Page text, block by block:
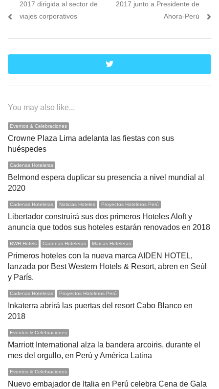
entradas
2017 dirigida al sector de
viajes corporativos
2017 junto a Presidente de
Ahora-Perú
twitter
You may also like...
Eventos & Celebraciones
Crowne Plaza Lima adelanta las fiestas con sus
huéspedes
Cadenas Hoteleras
Belmond espera duplicar su presencia a nivel mundial al
2020
Cadenas Hoteleras Noticias Hoteles Proyectos Hoteleros Perú
Libertador construirá sus dos primeros Hoteles Aloft y
anuncia que todos sus hoteles estarán renovados en 2018
BWH Hotels Cadenas Hoteleras Marcas Hoteleras
Primeros hoteles con la nueva marca AIDEN HOTEL,
lanzada por Best Western Hotels & Resort, abren en Seúl
y París.
Cadenas Hoteleras Proyectos Hoteleros Perú
Inkaterra abrirá las puertas del resort Cabo Blanco en
2018
Eventos & Celebraciones
Marriott International alza la bandera arcoiris, durante el
mes del orgullo, en Perú y América Latina
Eventos & Celebraciones
Nuevo embajador de Italia en Perú celebra Cena de Gala